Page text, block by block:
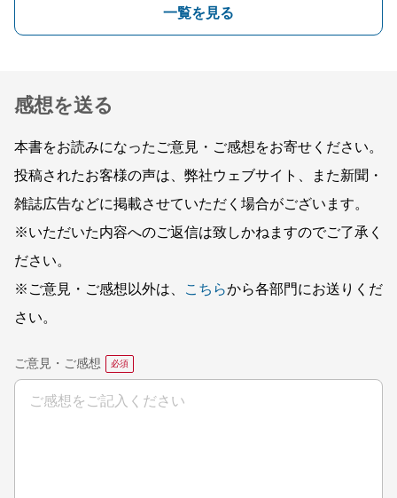
一覧を見る
感想を送る
本書をお読みになったご意見・ご感想をお寄せください。
投稿されたお客様の声は、弊社ウェブサイト、また新聞・
雑誌広告などに掲載させていただく場合がございます。
※いただいた内容へのご返信は致しかねますのでご了承く
ださい。
※ご意見・ご感想以外は、
こちらから各部門にお送りくだ
さい。
ご意見・ご感想